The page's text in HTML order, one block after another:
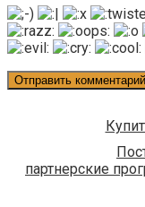
партнерские